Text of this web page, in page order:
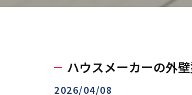
ハウスメーカーの外
2026/04/08